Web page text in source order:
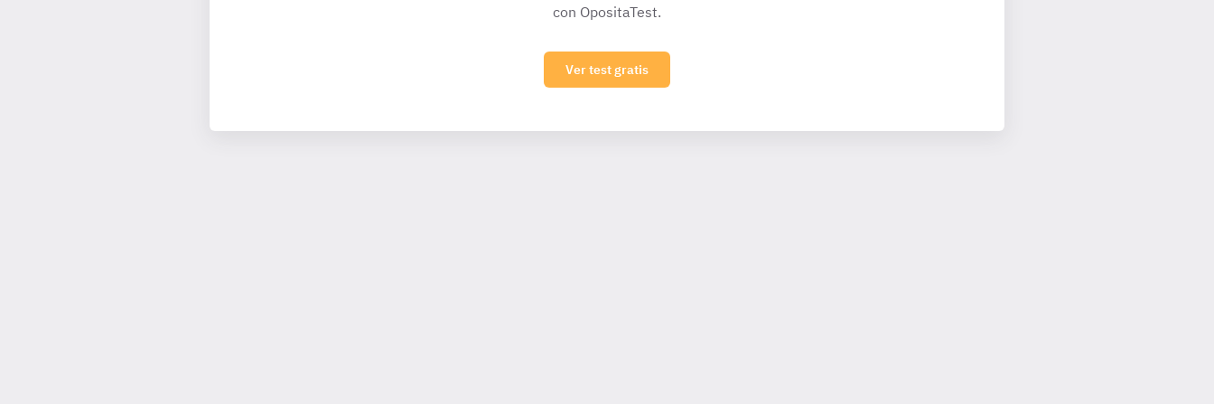
con OpositaTest.
Ver test gratis